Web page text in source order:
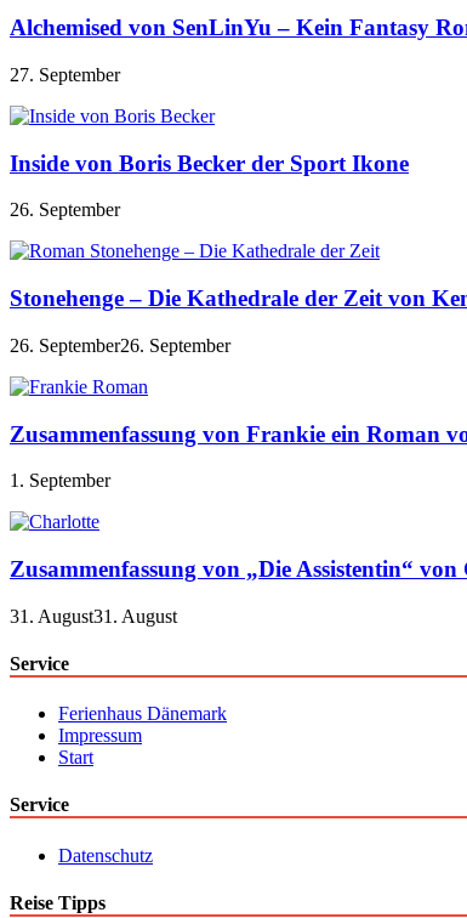
Alchemised von SenLinYu – Kein Fantasy
27. September
Inside von Boris Becker der Sport Ikone
26. September
Stonehenge – Die Kathedrale der Zeit von
26. September26. September
Zusammenfassung von Frankie ein Roman
1. September
Zusammenfassung von „Die Assistentin“
31. August31. August
Service
Ferienhaus Dänemark
Impressum
Start
Service
Datenschutz
Reise Tipps